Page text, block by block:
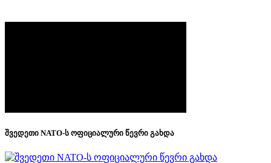
შვედეთი NATO-ს ოფიციალური წევრი გახდა